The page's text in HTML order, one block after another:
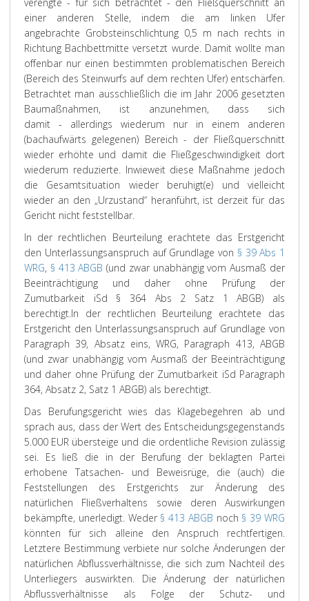
einer anderen Stelle, indem die am linken Ufer
angebrachte Grobsteinschlichtung 0,5 m nach rechts in
Richtung Bachbettmitte versetzt wurde. Damit wollte man
offenbar nur einen bestimmten problematischen Bereich
(Bereich des Steinwurfs auf dem rechten Ufer) entschärfen.
Betrachtet man ausschließlich die im Jahr 2006 gesetzten
Baumaßnahmen, ist anzunehmen, dass sich
damit - allerdings wiederum nur in einem anderen
(bachaufwärts gelegenen) Bereich - der Fließquerschnitt
wieder erhöhte und damit die Fließgeschwindigkeit dort
wiederum reduzierte. Inwieweit diese Maßnahme jedoch
die Gesamtsituation wieder beruhigt(e) und vielleicht
wieder an den „Urzustand“ heranführt, ist derzeit für das
Gericht nicht feststellbar.
In der rechtlichen Beurteilung erachtete das Erstgericht
den Unterlassungsanspruch auf Grundlage von § 39 Abs 1
WRG, § 413 ABGB (und zwar unabhängig vom Ausmaß der
Beeinträchtigung und daher ohne Prüfung der
Zumutbarkeit iSd § 364 Abs 2 Satz 1 ABGB) als
berechtigt.In der rechtlichen Beurteilung erachtete das
Erstgericht den Unterlassungsanspruch auf Grundlage von
Paragraph 39, Absatz eins, WRG, Paragraph 413, ABGB
(und zwar unabhängig vom Ausmaß der Beeinträchtigung
und daher ohne Prüfung der Zumutbarkeit iSd Paragraph
364, Absatz 2, Satz 1 ABGB) als berechtigt.
Das Berufungsgerichtwies das Klagebegehren ab und
sprach aus, dass der Wert des Entscheidungsgegenstands
5.000 EUR übersteige und die ordentliche Revision zulässig
sei. Es ließ die in der Berufung der beklagten Partei
erhobene Tatsachen- und Beweisrüge, die (auch) die
Feststellungen des Erstgerichts zur Änderung des
natürlichen Fließverhaltens sowie deren Auswirkungen
bekämpfte, unerledigt. Weder § 413 ABGB noch § 39 WRG
könnten für sich alleine den Anspruch rechtfertigen.
Letztere Bestimmung verbiete nur solche Änderungen der
natürlichen Abflussverhältnisse, die sich zum Nachteil des
Unterliegers auswirkten. Die Änderung der natürlichen
Abflussverhältnisse als Folge der Schutz- und